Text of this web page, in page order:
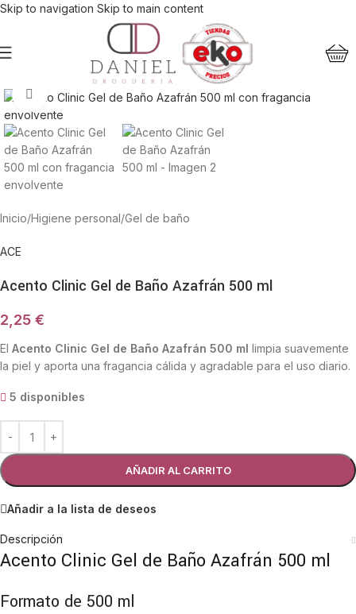
Skip to navigation Skip to main content
Haga Click para agrandar
Inicio/Higiene personal/Gel de baño
ACE
Acento Clinic Gel de Baño Azafrán 500 ml
2,25 €
El Acento Clinic Gel de Baño Azafrán 500 ml limpia suavemente
la piel y aporta una fragancia cálida y agradable para el uso diario.
5 disponibles
AÑADIR AL CARRITO
Añadir a la lista de deseos
Descripción
Acento Clinic Gel de Baño Azafrán 500 ml
Formato de 500 ml